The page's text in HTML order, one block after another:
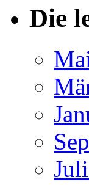
Die